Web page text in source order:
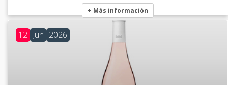
+ Más información
12 Jun 2026